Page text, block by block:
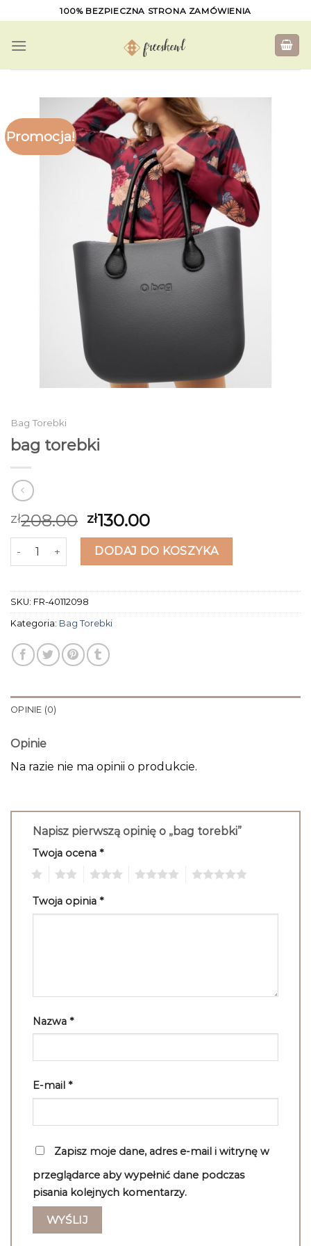
to
content
100% BEZPIECZNA STRONA ZAMÓWIENIA
Promocja!
Bag Torebki
bag torebki
zł208.00 zł130.00
ilość bag torebki DODAJ DO KOSZYKA
SKU: FR-40112098
Kategoria: Bag Torebki
OPINIE (0)
Opinie
Na razie nie ma opinii o produkcie.
Napisz pierwszą opinię o „bag torebki”
Twoja ocena *
Twoja opinia *
Nazwa *
E-mail *
Zapisz moje dane, adres e-mail i witrynę w
przeglądarce aby wypełnić dane podczas
pisania kolejnych komentarzy.